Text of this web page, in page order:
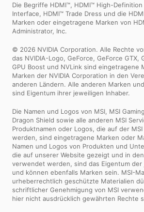
Die Begriffe HDMI™, HDMI™ High-
Interface, HDMI™ Trade Dress und die
Marken oder eingetragene Marken von
Administrator, Inc.
© 2026 NVIDIA Corporation. Alle Rechte
das NVIDIA-Logo, GeForce, GeForce GTX,
GPU Boost und NVLink sind eingetragene
Marken der NVIDIA Corporation in den
anderen Ländern. Alle anderen Marken
sind Eigentum ihrer jeweiligen Inhaber.
Die Namen und Logos von MSI, MSI
Dragon Shield sowie alle anderen MSI
Produktnamen oder Logos, die auf der
werden, sind eingetragene Marken oder
Namen und Logos von Produkten und
die auf unserer Website gezeigt und in
verwendet werden, sind das Eigentum
und können ebenfalls Marken sein. MSI-
urheberrechtlich geschützte Materialien
schriftlicher Genehmigung von MSI
hier nicht ausdrücklich gewährten Rechte